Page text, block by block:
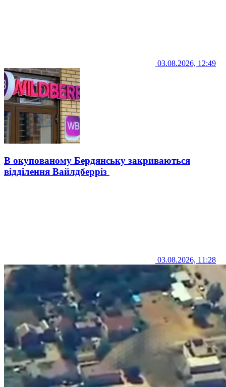
03.08.2026, 12:49
В окупованому Бердянську закриваються
відділення Вайлдберріз
03.08.2026, 11:28